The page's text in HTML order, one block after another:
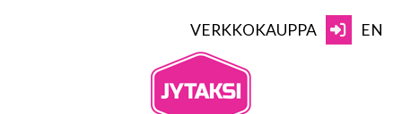
VERKKOKAUPPA EN
JYTAKSI